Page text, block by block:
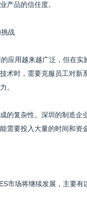
产品的信任度。
战
应用越来越广泛，但在
术时，需要克服员工对
。
的复杂性。深圳的制造
需要投入大量的时间和
市场将继续发展，主要有